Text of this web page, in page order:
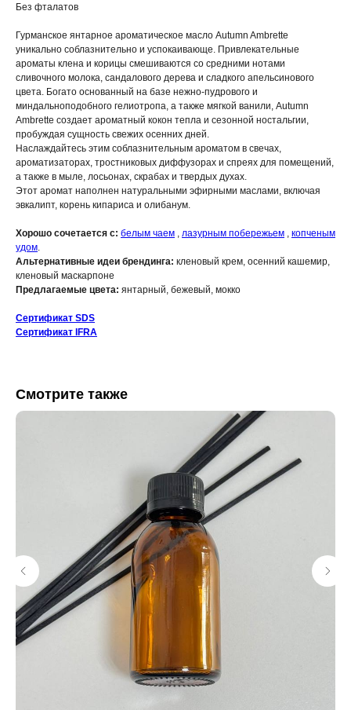
Без фталатов
Гурманское янтарное ароматическое масло Autumn Ambrette
уникально соблазнительно и успокаивающе. Привлекательные
ароматы клена и корицы смешиваются со средними нотами
сливочного молока, сандалового дерева и сладкого апельсинового
цвета. Богато основанный на базе нежно-пудрового и
миндальноподобного гелиотропа, а также мягкой ванили, Autumn
Ambrette создает ароматный кокон тепла и сезонной ностальгии,
пробуждая сущность свежих осенних дней.
Наслаждайтесь этим соблазнительным ароматом в свечах,
ароматизаторах, тростниковых диффузорах и спреях для помещений,
а также в мыле, лосьонах, скрабах и твердых духах.
Этот аромат наполнен натуральными эфирными маслами, включая
эвкалипт, корень кипариса и олибанум.
Хорошо сочетается с: белым чаем , лазурным побережьем , копченым
удом.
Альтернативные идеи брендинга: кленовый крем, осенний кашемир,
кленовый маскарпоне
Предлагаемые цвета: янтарный, бежевый, мокко
Сертификат SDS
Сертификат IFRA
Смотрите также
ИНФОРМАЦИЯ
КЛИЕНТАМ КОНТАКТЫ
О нас
Оплата
Напишите нам
Контакты
Возврат
Блог / База знаний
Доставка
+7 (963) 956-02-40
WhatsApp Telegram